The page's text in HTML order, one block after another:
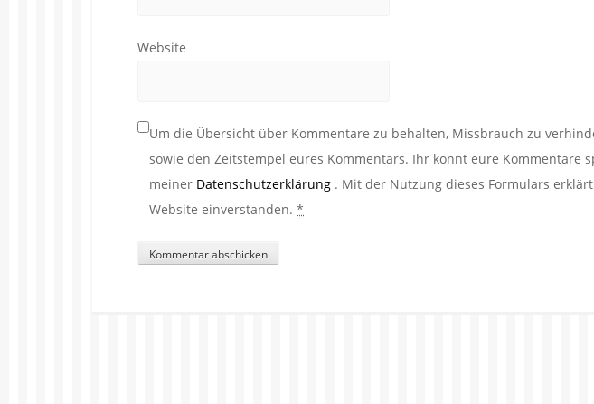
Website
Um die Übersicht über Kommentare zu behalten, Missbrauch zu
sowie den Zeitstempel eures Kommentars. Ihr könnt eure
meiner Datenschutzerklärung . Mit der Nutzung dieses Formulars
Website einverstanden. *